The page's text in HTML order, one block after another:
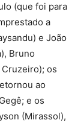
(que foi para
a
e João
Bruno
os
ao
e os
(Mirassol),